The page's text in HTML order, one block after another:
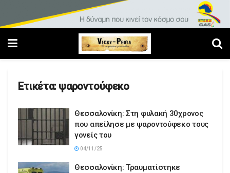
Ετικέτα: ψαροντούφεκο
Θεσσαλονίκη: Στη φυλακή 30χρονος
που απείλησε με ψαροντούφεκο τους
γονείς του
04/11/25
Θεσσαλονίκη: Τραυματίστηκε